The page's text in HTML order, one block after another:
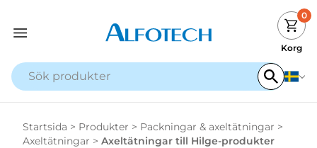
0
Korg
Startsida > Produkter > Packningar & axeltätningar >
Axeltätningar > Axeltätningar till Hilge-produkter